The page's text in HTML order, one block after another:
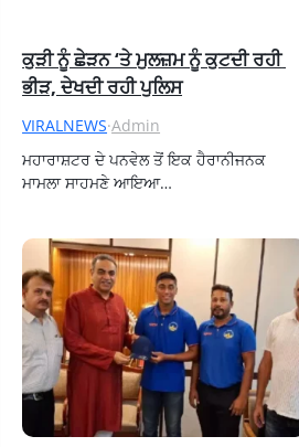
ਕੁੜੀ ਨੂੰ ਛੇੜਨ ‘ਤੇ ਮੁਲਜ਼ਮ ਨੂੰ ਕੁਟਦੀ ਰਹੀ
ਭੀੜ, ਦੇਖਦੀ ਰਹੀ ਪੁਲਿਸ
VIRALNEWS·Admin
ਮਹਾਰਾਸ਼ਟਰ ਦੇ ਪਨਵੇਲ ਤੋਂ ਇਕ ਹੈਰਾਨੀਜਨਕ
ਮਾਮਲਾ ਸਾਹਮਣੇ ਆਇਆ…